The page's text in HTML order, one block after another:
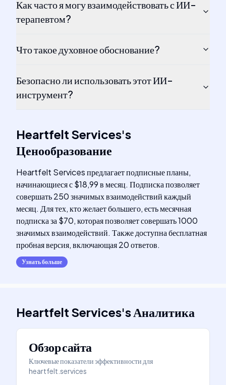
Как часто я могу взаимодействовать с ИИ-
терапевтом?
Что такое духовное обоснование?
Безопасно ли использовать этот ИИ-
инструмент?
Heartfelt Services's
Ценообразование
Heartfelt Services предлагает подписные планы,
начинающиеся с $18,99 в месяц. Подписка позволяет
совершать 250 значимых взаимодействий каждый
месяц. Для тех, кто желает большего, есть месячная
подписка за $70, которая позволяет совершать 1000
значимых взаимодействий. Также доступна бесплатная
пробная версия, включающая 20 ответов.
Узнать больше
Heartfelt Services'sАналитика
Обзор сайта
Ключевые показатели эффективности для
heartfelt.services